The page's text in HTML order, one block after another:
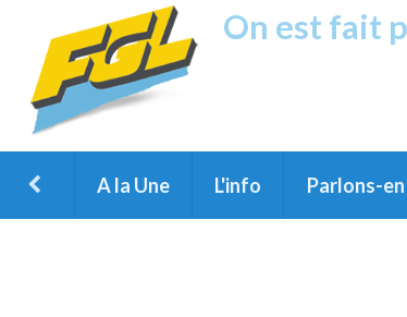
On est fait
A la Une L'info Parlons-en